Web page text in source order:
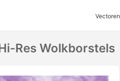
Vectoren
Res Wolkborstels